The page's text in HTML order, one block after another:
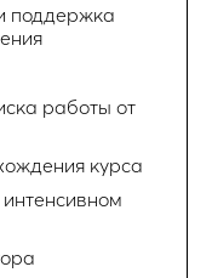
поддержка
работы от
курса